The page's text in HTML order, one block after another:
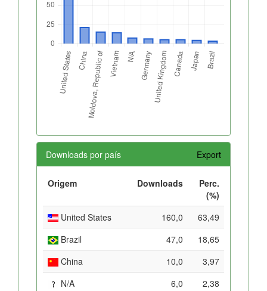
Downloads por país Export
Origem Downloads
Perc.
(%)
United States
160,0
63,49
Brazil
47,0
18,65
China
10,0
3,97
N/A
6,0
2,38